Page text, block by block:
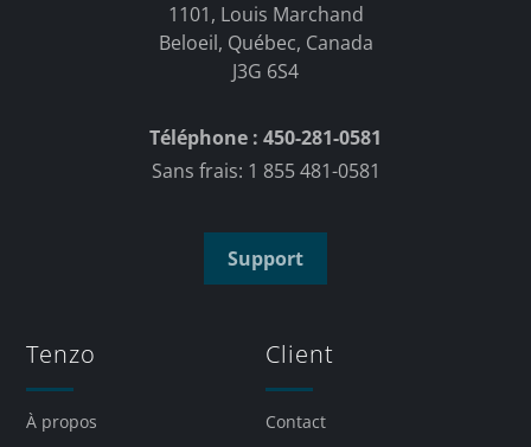
1101, Louis Marchand
Beloeil, Québec, Canada
J3G 6S4
Téléphone : 450-281-0581
Sans frais: 1 855 481-0581
Support
Tenzo
À propos
Client
Contact